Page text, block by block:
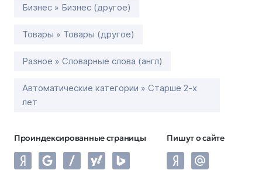
Бизнес » Бизнес (другое)
Товары » Товары (другое)
Разное » Словарные слова (англ)
Автоматические категории » Старше 2-х
лет
Проиндексированные страницы Пишут о сайте